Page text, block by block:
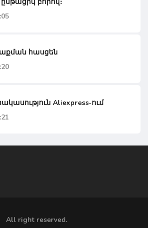
հասցեն
Aliexpress-ում
All right reserved.